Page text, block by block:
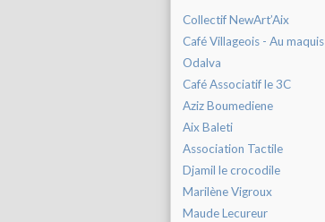
Collectif NewArt’Aix
Café Villageois - Au maquis
Odalva
Café Associatif le 3C
Aziz Boumediene
Aix Baleti
Association Tactile
Djamil le crocodile
Marilène Vigroux
Maude Lecureur